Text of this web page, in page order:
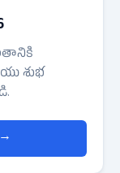
శుభ